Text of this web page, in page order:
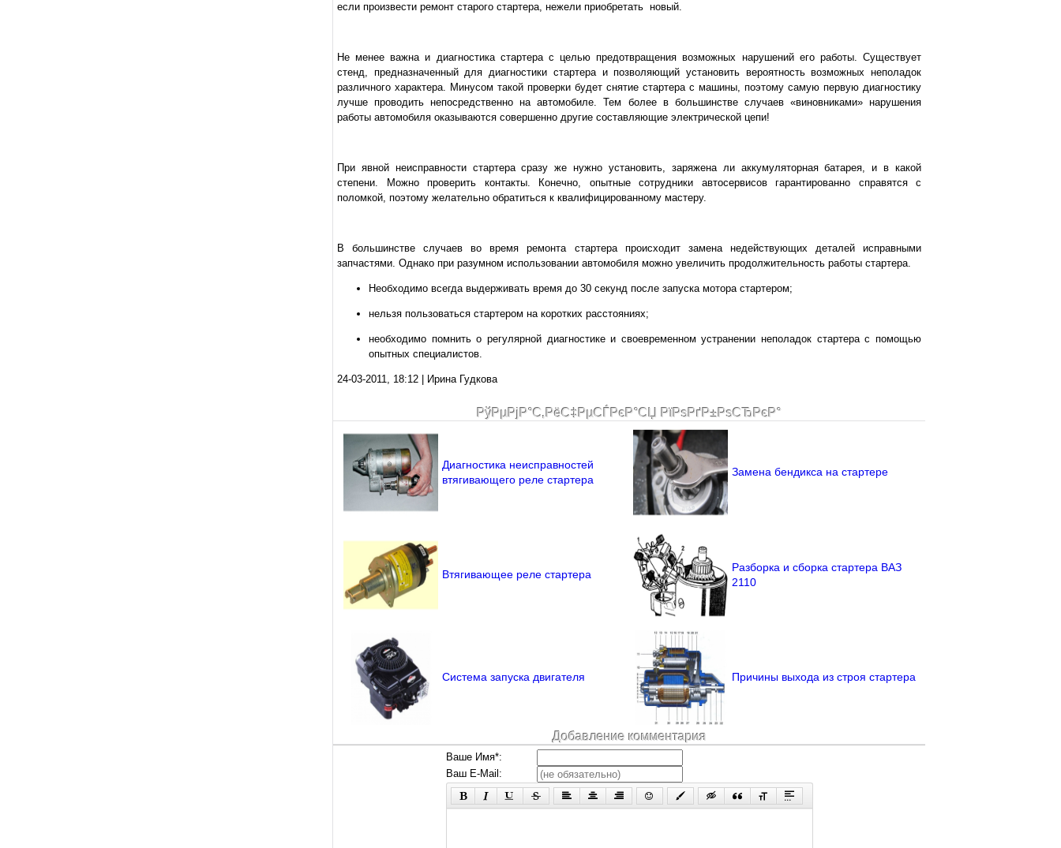
если произвести ремонт старого стартера, нежели приобретать новый.
Не менее важна и диагностика стартера с целью предотвращения возможных нарушений его работы. Существует
стенд, предназначенный для диагностики стартера и позволяющий установить вероятность возможных неполадок
различного характера. Минусом такой проверки будет снятие стартера с машины, поэтому самую первую диагностику
лучше проводить непосредственно на автомобиле. Тем более в большинстве случаев «виновниками» нарушения
работы автомобиля оказываются совершенно другие составляющие электрической цепи!
При явной неисправности стартера сразу же нужно установить, заряжена ли аккумуляторная батарея, и в какой
степени. Можно проверить контакты. Конечно, опытные сотрудники автосервисов гарантированно справятся с
поломкой, поэтому желательно обратиться к квалифицированному мастеру.
В большинстве случаев во время ремонта стартера происходит замена недействующих деталей исправными
запчастями. Однако при разумном использовании автомобиля можно увеличить продолжительность работы стартера.
Необходимо всегда выдерживать время до 30 секунд после запуска мотора стартером;
нельзя пользоваться стартером на коротких расстояниях;
необходимо помнить о регулярной диагностике и своевременном устранении неполадок стартера с помощью
опытных специалистов.
24-03-2011, 18:12 | Ирина Гудкова
РўРµРјР°С‚РёС‡РµСЃРєР°СЏ РїРѕРґР±РѕСЂРєР°
Диагностика неисправностей
втягивающего реле стартера
Замена бендикса на стартере
Втягивающее реле стартера
Разборка и сборка стартера ВАЗ
2110
Система запуска двигателя Причины выхода из строя стартера
Добавление комментария
Ваше Имя*:
Ваш E-Mail: